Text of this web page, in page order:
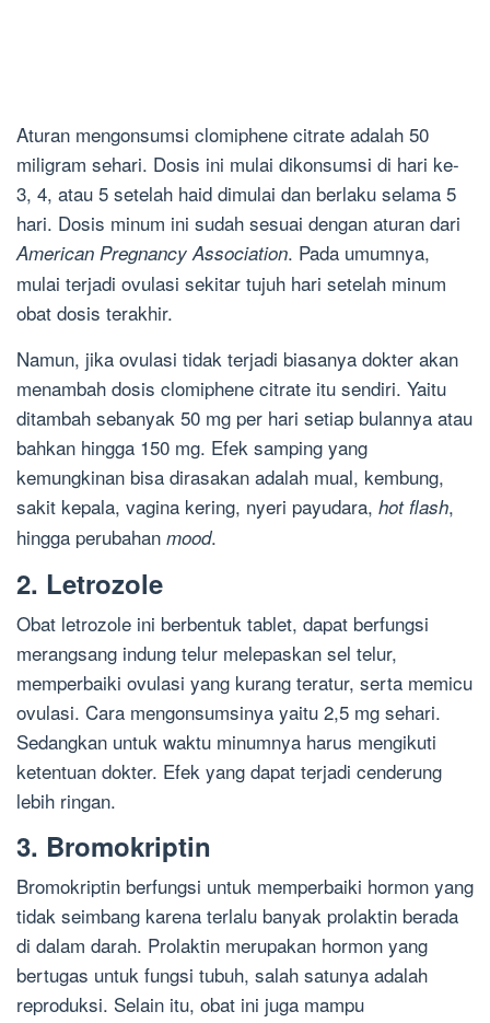
Aturan mengonsumsi clomiphene citrate adalah 50
miligram sehari. Dosis ini mulai dikonsumsi di hari ke-
3, 4, atau 5 setelah haid dimulai dan berlaku selama 5
hari. Dosis minum ini sudah sesuai dengan aturan dari
American Pregnancy Association. Pada umumnya,
mulai terjadi ovulasi sekitar tujuh hari setelah minum
obat dosis terakhir.
Namun, jika ovulasi tidak terjadi biasanya dokter akan
menambah dosis clomiphene citrate itu sendiri. Yaitu
ditambah sebanyak 50 mg per hari setiap bulannya atau
bahkan hingga 150 mg. Efek samping yang
kemungkinan bisa dirasakan adalah mual, kembung,
sakit kepala, vagina kering, nyeri payudara, hot flash,
hingga perubahan mood.
2. Letrozole
Obat letrozole ini berbentuk tablet, dapat berfungsi
merangsang indung telur melepaskan sel telur,
memperbaiki ovulasi yang kurang teratur, serta memicu
ovulasi. Cara mengonsumsinya yaitu 2,5 mg sehari.
Sedangkan untuk waktu minumnya harus mengikuti
ketentuan dokter. Efek yang dapat terjadi cenderung
lebih ringan.
3. Bromokriptin
Bromokriptin berfungsi untuk memperbaiki hormon yang
tidak seimbang karena terlalu banyak prolaktin berada
di dalam darah. Prolaktin merupakan hormon yang
bertugas untuk fungsi tubuh, salah satunya adalah
reproduksi. Selain itu, obat ini juga mampu